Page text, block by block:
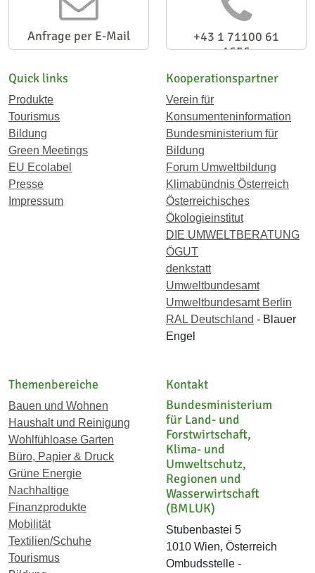
Anfrage per E-Mail
+43 1 71100 61
1656
Quick links
Produkte
Tourismus
Bildung
Green Meetings
EU Ecolabel
Presse
Impressum
Kooperationspartner
Verein für
Konsumenteninformation
Bundesministerium für
Bildung
Forum Umweltbildung
Klimabündnis Österreich
Österreichisches
Ökologieinstitut
DIE UMWELTBERATUNG
ÖGUT
denkstatt
Umweltbundesamt
Umweltbundesamt Berlin
RAL Deutschland - Blauer
Engel
Themenbereiche
Bauen und Wohnen
Haushalt und Reinigung
Wohlfühloase Garten
Büro, Papier & Druck
Grüne Energie
Nachhaltige
Finanzprodukte
Mobilität
Textilien/Schuhe
Tourismus
Kontakt
Bundesministerium
für Land- und
Forstwirtschaft,
Klima- und
Umweltschutz,
Regionen und
Wasserwirtschaft
(BMLUK)
Stubenbastei 5
1010 Wien, Österreich
Ombudsstelle -